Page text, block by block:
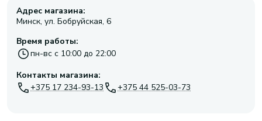
Адрес магазина:
Минск, ул. Бобруйская, 6
Время работы:
пн-вс c 10:00 до 22:00
Контакты магазина:
+375 17 234-93-13
+375 44 525-03-73